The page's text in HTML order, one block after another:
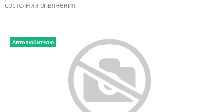
состоянии опьянения.
Автолюбителю